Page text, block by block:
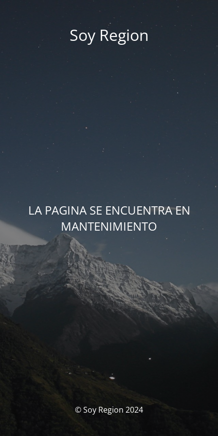
Soy Region
LA PAGINA SE ENCUENTRA EN
MANTENIMIENTO
© Soy Region 2024